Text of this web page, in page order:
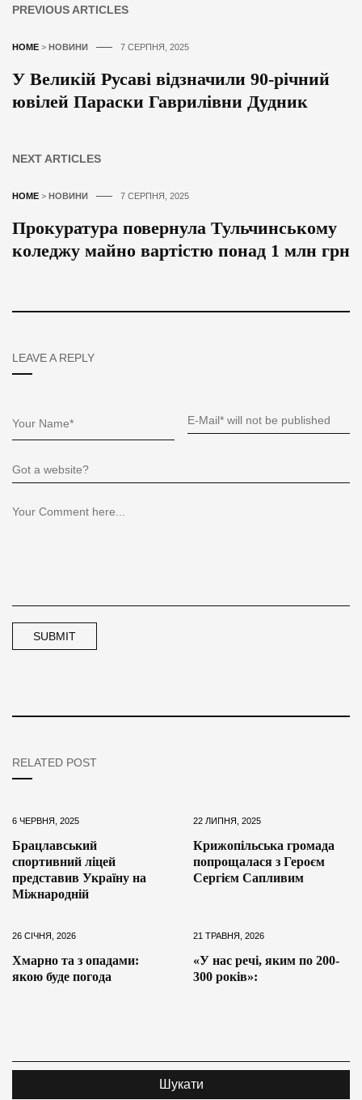
PREVIOUS ARTICLES
HOME > НОВИНИ 7 СЕРПНЯ, 2025
У Великій Русаві відзначили 90-річний
ювілей Параски Гаврилівни Дудник
NEXT ARTICLES
HOME > НОВИНИ 7 СЕРПНЯ, 2025
Прокуратура повернула Тульчинському
коледжу майно вартістю понад 1 млн грн
LEAVE A REPLY
RELATED POST
6 ЧЕРВНЯ, 2025
Брацлавський
спортивний ліцей
представив Україну на
Міжнародній
22 ЛИПНЯ, 2025
Крижопільська громада
попрощалася з Героєм
Сергієм Сапливим
26 СІЧНЯ, 2026
Хмарно та з опадами:
якою буде погода
21 ТРАВНЯ, 2026
«У нас речі, яким по 200-
300 років»: